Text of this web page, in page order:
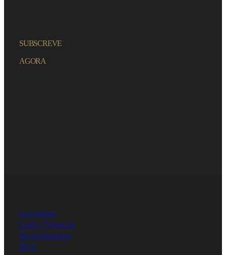
SUBSCREVE
AGORA
Loja online
Login / Registar
Revendedores
Blog